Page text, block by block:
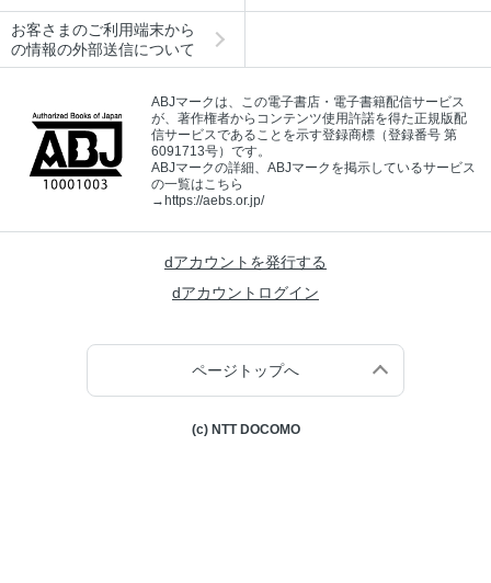
お客さまのご利用端末から
の情報の外部送信について
ABJマークは、この電子書店・電子書籍配信サービス
が、著作権者からコンテンツ使用許諾を得た正規版配
信サービスであることを示す登録商標（登録番号 第
6091713号）です。
ABJマークの詳細、ABJマークを掲示しているサービス
の一覧はこちら
→https://aebs.or.jp/
dアカウントを発行する
dアカウントログイン
ページトップへ
(c) NTT DOCOMO